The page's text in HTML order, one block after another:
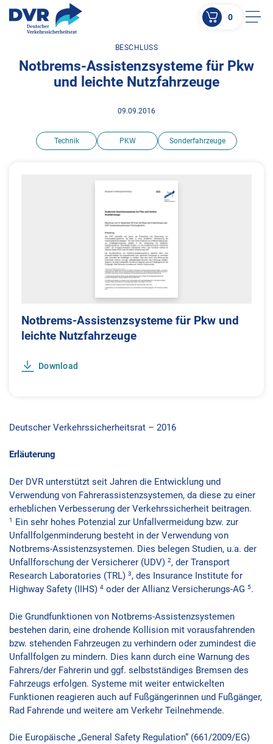
ZUM HAUPTINHALT SPRINGEN
ZUR SUCHE SPRINGEN
0
BESCHLUSS
Notbrems-Assistenzsysteme für Pkw
und leichte Nutzfahrzeuge
09.09.2016
Technik PKW Sonderfahrzeuge
Notbrems-Assistenzsysteme für Pkw und
leichte Nutzfahrzeuge
Download
Deutscher Verkehrssicherheitsrat – 2016
Erläuterung
Der DVR unterstützt seit Jahren die Entwicklung und
Verwendung von Fahrerassistenzsystemen, da diese zu einer
erheblichen Verbesserung der Verkehrssicherheit beitragen.
1 Ein sehr hohes Potenzial zur Unfallvermeidung bzw. zur
Unfallfolgenminderung besteht in der Verwendung von
Notbrems-Assistenzsystemen. Dies belegen Studien, u.a. der
Unfallforschung der Versicherer (UDV) 2, der Transport
Research Laboratories (TRL) 3, des Insurance Institute for
Highway Safety (IIHS) 4 oder der Allianz Versicherungs-AG 5.
Die Grundfunktionen von Notbrems-Assistenzsystemen
bestehen darin, eine drohende Kollision mit vorausfahrenden
bzw. stehenden Fahrzeugen zu verhindern oder zumindest die
Unfallfolgen zu mindern. Dies kann durch eine Warnung des
Fahrers/der Fahrerin und ggf. selbstständiges Bremsen des
Fahrzeugs erfolgen. Systeme mit weiter entwickelten
Funktionen reagieren auch auf Fußgängerinnen und Fußgänger,
Rad Fahrende und weitere am Verkehr Teilnehmende.
Die Europäische „General Safety Regulation“ (661/2009/EG)